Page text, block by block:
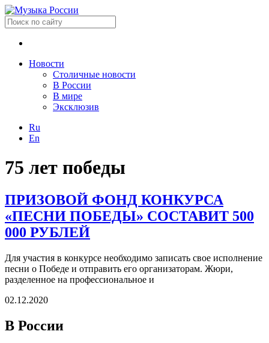
Новости
Столичные новости
В России
В мире
Эксклюзив
Ru
En
75 лет победы
ПРИЗОВОЙ ФОНД КОНКУРСА
«ПЕСНИ ПОБЕДЫ» СОСТАВИТ 500
000 РУБЛЕЙ
Для участия в конкурсе необходимо записать свое исполнение
песни о Победе и отправить его организаторам. Жюри,
разделенное на профессиональное и
02.12.2020
В России